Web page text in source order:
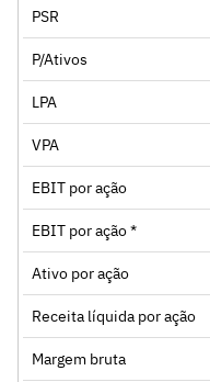
PSR
P/Ativos
LPA
VPA
EBIT por ação
EBIT por ação *
Ativo por ação
Receita líquida por ação
Margem bruta